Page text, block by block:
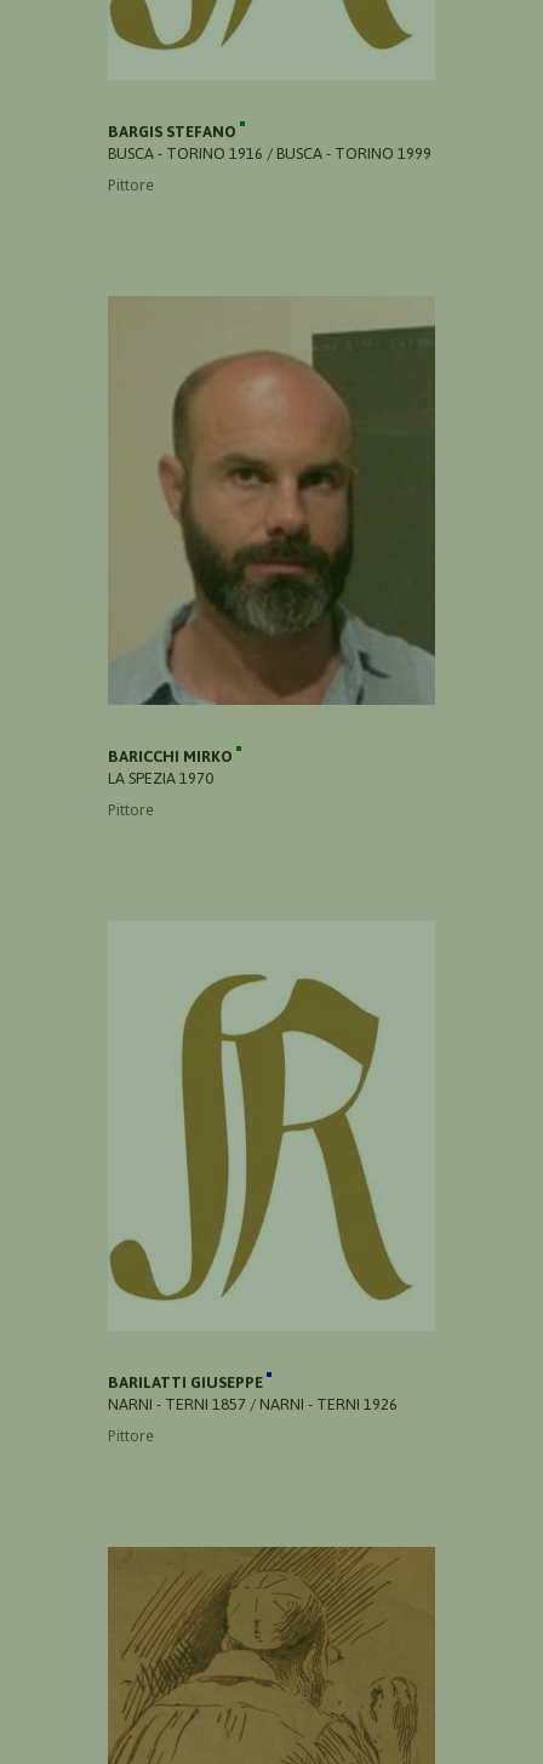
BARGIS STEFANO
BUSCA - TORINO 1916 / BUSCA - TORINO 1999
Pittore
BARICCHI MIRKO
LA SPEZIA 1970
Pittore
BARILATTI GIUSEPPE
NARNI - TERNI 1857 / NARNI - TERNI 1926
Pittore